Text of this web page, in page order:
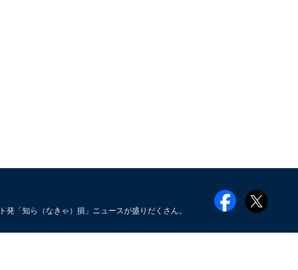
「知ら（なきゃ）損」ニュースが盛りだくさん。